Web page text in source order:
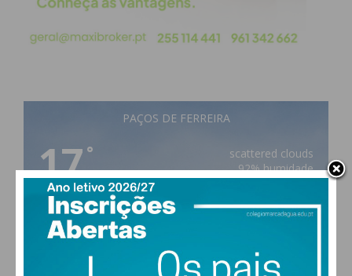
PAÇOS DE FERREIRA
17°
scattered clouds
92% humidade
28° 29